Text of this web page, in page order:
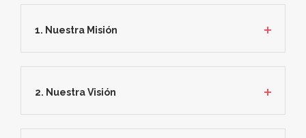
1. Nuestra Misión
2. Nuestra Visión